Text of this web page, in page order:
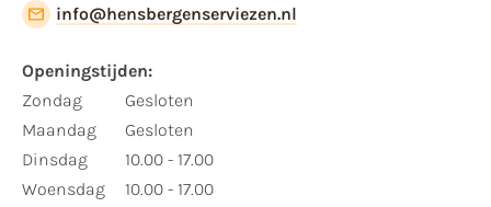
info@hensbergenserviezen.nl
Openingstijden:
Zondag
Maandag
Dinsdag
Woensdag
Gesloten
Gesloten
10.00 - 17.00
10.00 - 17.00